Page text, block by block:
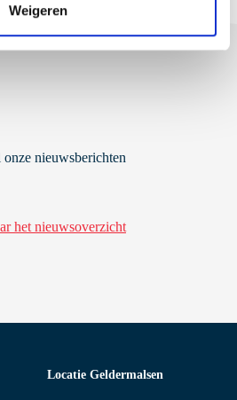
Weigeren
nieuwsberichten
het nieuwsoverzicht
Locatie Geldermalsen